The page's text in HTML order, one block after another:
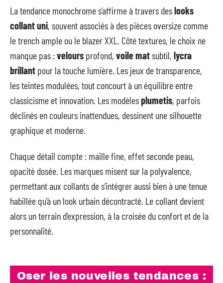
La tendance monochrome s’affirme à travers deslooks
collant uni, souvent associés à des pièces oversize comme
le trench ample ou le blazer XXL. Côté textures, le choix ne
manque pas :velours profond, voile matsubtil, lycra
brillant pour la touche lumière. Les jeux de transparence,
les teintes modulées, tout concourt à un équilibre entre
classicisme et innovation. Les modèlesplumetis, parfois
déclinés en couleurs inattendues, dessinent une silhouette
graphique et moderne.
Chaque détail compte : maille fine, effet seconde peau,
opacité dosée. Les marques misent sur la polyvalence,
permettant aux collants de s’intégrer aussi bien à une tenue
habillée qu’à un look urbain décontracté. Le collant devient
alors un terrain d’expression, à la croisée du confort et de la
personnalité.
Oser les nouvelles tendances :